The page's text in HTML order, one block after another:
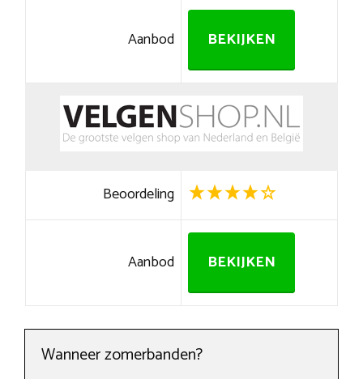
Aanbod BEKIJKEN
Beoordeling
Aanbod BEKIJKEN
Wanneer zomerbanden?